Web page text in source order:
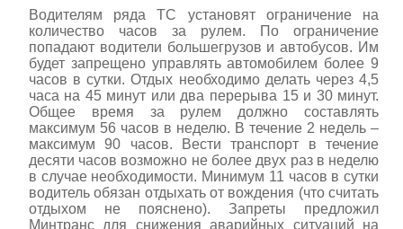
Водителям ряда ТС установят ограничение на
количество часов за рулем. По ограничение
попадают водители большегрузов и автобусов. Им
будет запрещено управлять автомобилем более 9
часов в сутки. Отдых необходимо делать через 4,5
часа на 45 минут или два перерыва 15 и 30 минут.
Общее время за рулем должно составлять
максимум 56 часов в неделю. В течение 2 недель –
максимум 90 часов. Вести транспорт в течение
десяти часов возможно не более двух раз в неделю
в случае необходимости. Минимум 11 часов в сутки
водитель обязан отдыхать от вождения (что считать
отдыхом не пояснено). Запреты предложил
Минтранс для снижения аварийных ситуаций на